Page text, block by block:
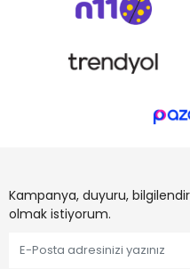
Kampanya, duyuru,
olmak istiyorum.